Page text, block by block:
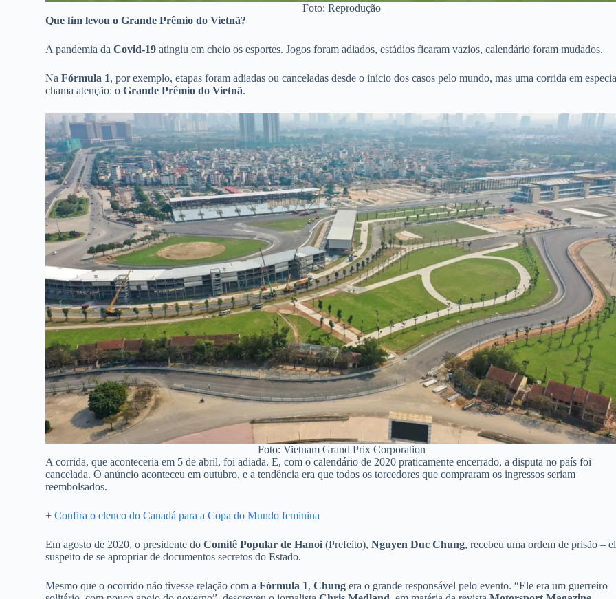
Foto: Reprodução
Que fim levou o Grande Prêmio do Vietnã?
A pandemia daCovid-19 atingiu em cheio os esportes. Jogos foram adiados, estádios ficaram vazios, calendário foram mudados.
NaFórmula 1, por exemplo, etapas foram adiadas ou canceladas desde o início dos casos pelo mundo, mas uma corrida em
chama atenção: oGrande Prêmio do Vietnã.
Foto: Vietnam Grand Prix Corporation
A corrida, que aconteceria em 5 de abril, foi adiada. E, com o calendário de 2020 praticamente encerrado, a disputa no país foi
cancelada. O anúncio aconteceu em outubro, e a tendência era que todos os torcedores que compraram os ingressos seriam
reembolsados.
+Confira o elenco do Canadá para a Copa do Mundo feminina
Em agosto de 2020, o presidente doComitê Popular de Hanoi (Prefeito),Nguyen Duc Chung, recebeu uma ordem de prisão –
suspeito de se apropriar de documentos secretos do Estado.
Mesmo que o ocorrido não tivesse relação com aFórmula 1,Chung era o grande responsável pelo evento. “Ele era um guerreiro